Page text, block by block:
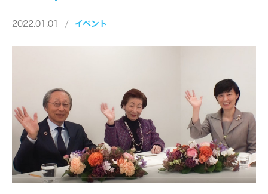
2022.01.01 イベント